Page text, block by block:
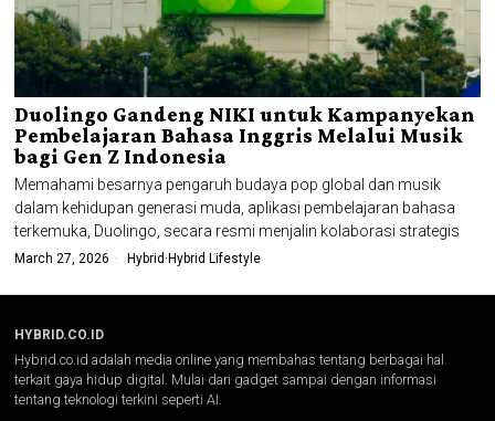
Duolingo Gandeng NIKI untuk Kampanyekan
Pembelajaran Bahasa Inggris Melalui Musik
bagi Gen Z Indonesia
Memahami besarnya pengaruh budaya pop global dan musik
dalam kehidupan generasi muda, aplikasi pembelajaran bahasa
terkemuka, Duolingo, secara resmi menjalin kolaborasi strategis
March 27, 2026 Hybrid · Hybrid Lifestyle
HYBRID.CO.ID
Hybrid.co.id adalah media online yang membahas tentang berbagai hal
terkait gaya hidup digital. Mulai dari gadget sampai dengan informasi
tentang teknologi terkini seperti AI.